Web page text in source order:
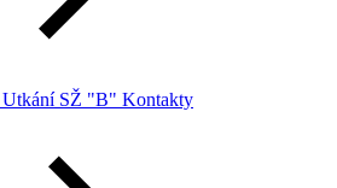
Utkání SŽ "B" Kontakty